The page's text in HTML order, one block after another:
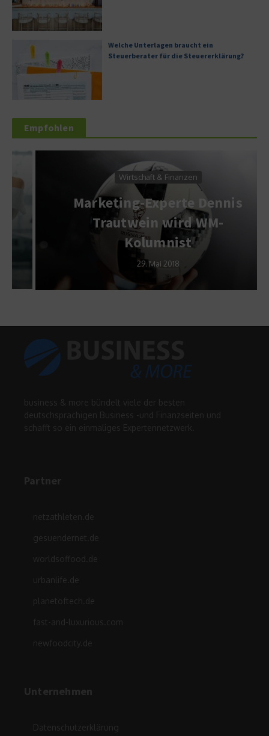
Welche Unterlagen braucht ein
Steuerberater für die Steuererklärung?
Empfohlen
Wirtschaft & Finanzen
Marketing-Experte Dennis
Trautwein wird WM-
Kolumnist
29. Mai 2018
business & more bündelt viele der besten
deutschsprachigen Business -und Finanzseiten und
schafft so ein einmaliges Expertennetzwerk.
Partner
netzathleten.de
gesuendernet.de
worldsoffood.de
urbanlife.de
planetoftech.de
fast-and-luxurious.com
newfoodcity.de
Unternehmen
Datenschutzerklärung